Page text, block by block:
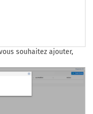
souhaitez ajouter,